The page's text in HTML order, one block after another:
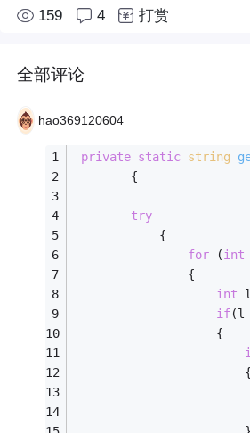
159 4 打赏
全部评论
hao369120604
private static string
        {
try
            {
for (int
                {
int
if(l
                    {